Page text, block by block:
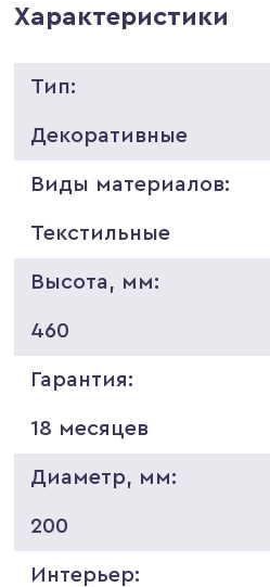
Характеристики
Тип:
Декоративные
Виды материалов:
Текстильные
Высота, мм:
460
Гарантия:
18 месяцев
Диаметр, мм:
200
Интерьер: